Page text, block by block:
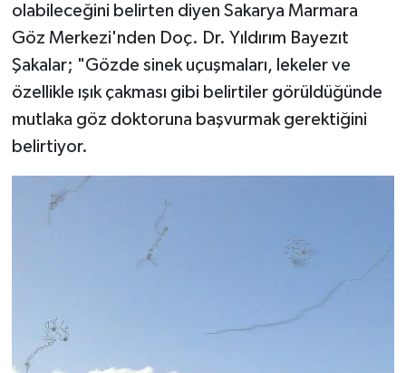
olabileceğini belirten diyen Sakarya Marmara
Göz Merkezi'nden Doç. Dr. Yıldırım Bayezıt
Şakalar; "Gözde sinek uçuşmaları, lekeler ve
özellikle ışık çakması gibi belirtiler görüldüğünde
mutlaka göz doktoruna başvurmak gerektiğini
belirtiyor.